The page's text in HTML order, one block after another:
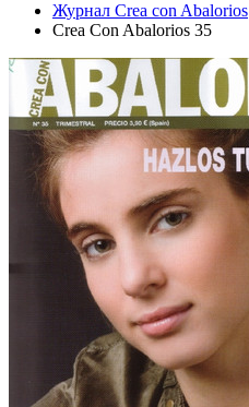
Журнал Crea con Abalorios
Crea Con Abalorios 35